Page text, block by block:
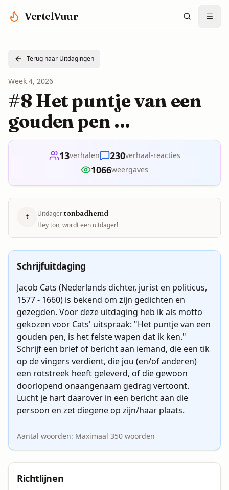
VertelVuur
Terug naar Uitdagingen
Week 4, 2026
#8 Het puntje van een
gouden pen ...
13verhalen 230verhaal-reacties
1066weergaves
t Uitdager:tonbadhemd
Hey ton, wordt een uitdager!
Schrijfuitdaging
Jacob Cats (Nederlands dichter, jurist en politicus,
1577 - 1660) is bekend om zijn gedichten en
gezegden. Voor deze uitdaging heb ik als motto
gekozen voor Cats' uitspraak: "Het puntje van een
gouden pen, is het felste wapen dat ik ken."
Schrijf een brief of bericht aan iemand, die een tik
op de vingers verdient, die jou (en/of anderen)
een rotstreek heeft geleverd, of die gewoon
doorlopend onaangenaam gedrag vertoont.
Lucht je hart daarover in een bericht aan die
persoon en zet diegene op zijn/haar plaats.
Aantal woorden: Maximaal 350 woorden
Richtlijnen